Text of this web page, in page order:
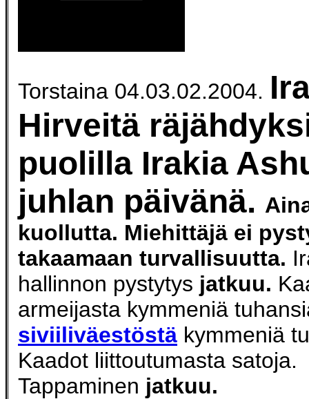
Torstaina 04.03.02.2004.
Hirveitä
puolilla Irakia
juhlan päivänä.
kuollutta. Miehittäjä ei
takaamaan turvallisuutta.
hallinnon pystytys jatkuu.
armeijasta kymmeniä
siviiliväestöstä kymmeniä
Kaadot liittoutumasta satoja.
Tappaminen jatkuu.